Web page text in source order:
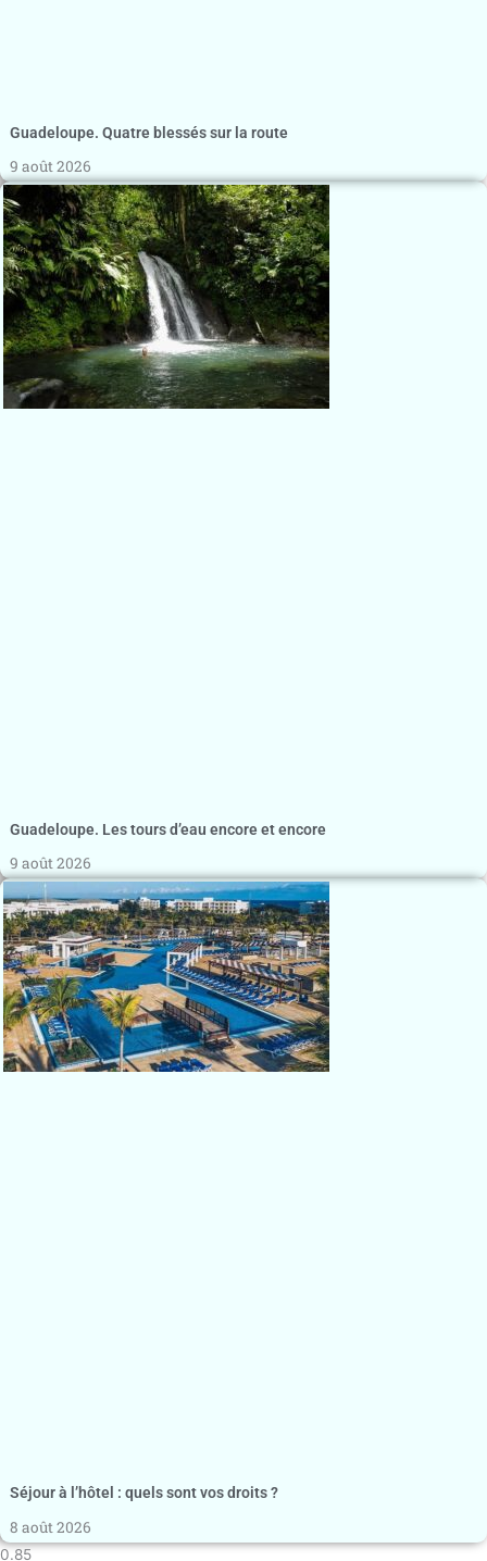
Guadeloupe. Quatre blessés sur la route
9 août 2026
Guadeloupe. Les tours d’eau encore et encore
9 août 2026
Séjour à l’hôtel : quels sont vos droits ?
8 août 2026